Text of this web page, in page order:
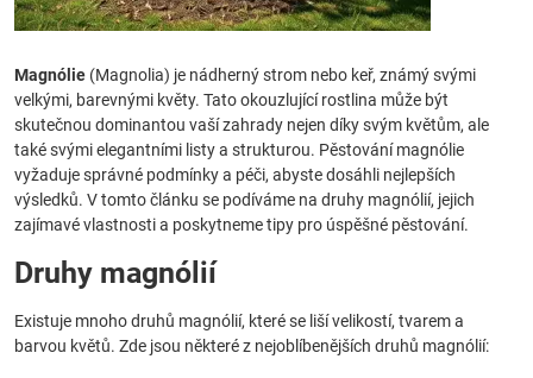
Magnólie (Magnolia) je nádherný strom nebo keř, známý svými
velkými, barevnými květy. Tato okouzlující rostlina může být
skutečnou dominantou vaší zahrady nejen díky svým květům, ale
také svými elegantními listy a strukturou. Pěstování magnólie
vyžaduje správné podmínky a péči, abyste dosáhli nejlepších
výsledků. V tomto článku se podíváme na druhy magnólií, jejich
zajímavé vlastnosti a poskytneme tipy pro úspěšné pěstování.
Druhy magnólií
Existuje mnoho druhů magnólií, které se liší velikostí, tvarem a
barvou květů. Zde jsou některé z nejoblíbenějších druhů magnólií: